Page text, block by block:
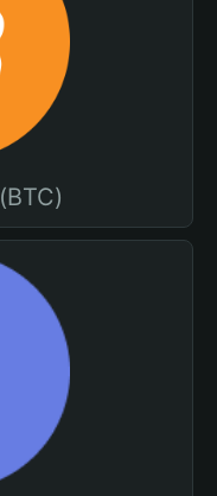
محفظة بيتكوين (BTC)